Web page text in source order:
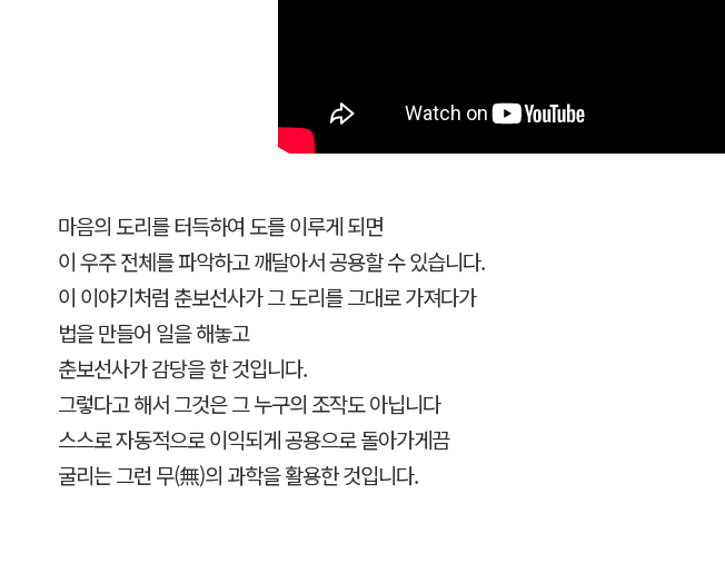
마음의 도리를 터득하여 도를 이루게 되면
이 우주 전체를 파악하고 깨달아서 공용할 수 있습니다.
이 이야기처럼 춘보선사가 그 도리를 그대로 가져다가
법을 만들어 일을 해놓고
춘보선사가 감당을 한 것입니다.
그렇다고 해서 그것은 그 누구의 조작도 아닙니다
스스로 자동적으로 이익되게 공용으로 돌아가게끔
굴리는 그런 무(無)의 과학을 활용한 것입니다.